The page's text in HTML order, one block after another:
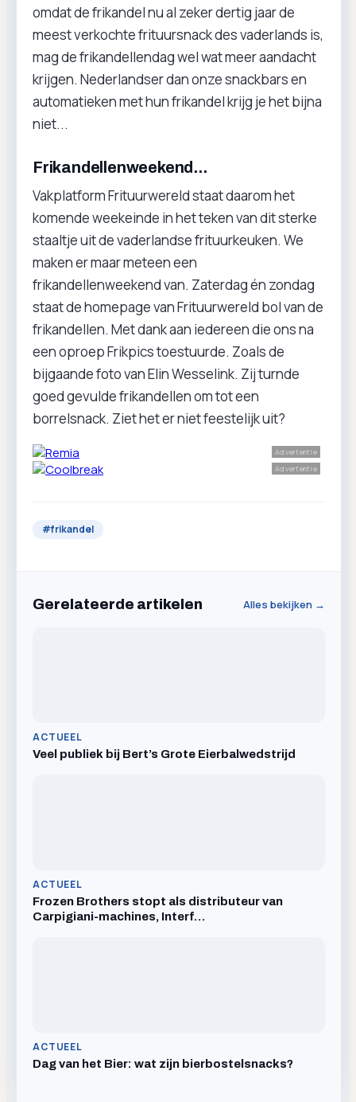
omdat de frikandel nu al zeker dertig jaar de
meest verkochte frituursnack des vaderlands is,
mag de frikandellendag wel wat meer aandacht
krijgen. Nederlandser dan onze snackbars en
automatieken met hun frikandel krijg je het bijna
niet...
Frikandellenweekend...
Vakplatform Frituurwereld staat daarom het
komende weekeinde in het teken van dit sterke
staaltje uit de vaderlandse frituurkeuken. We
maken er maar meteen een
frikandellenweekend van. Zaterdag én zondag
staat de homepage van Frituurwereld bol van de
frikandellen. Met dank aan iedereen die ons na
een oproep Frikpics toestuurde. Zoals de
bijgaande foto van Elin Wesselink. Zij turnde
goed gevulde frikandellen om tot een
borrelsnack. Ziet het er niet feestelijk uit?
Advertentie
Advertentie
#frikandel
Gerelateerde artikelen Alles bekijken →
ACTUEEL
Veel publiek bij Bert’s Grote Eierbalwedstrijd
ACTUEEL
Frozen Brothers stopt als distributeur van
Carpigiani-machines, Interf…
ACTUEEL
Dag van het Bier: wat zijn bierbostelsnacks?